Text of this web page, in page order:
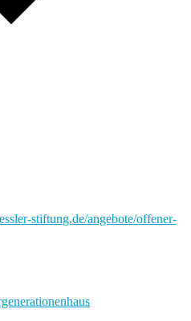
stiftung.de/angebote/offener-